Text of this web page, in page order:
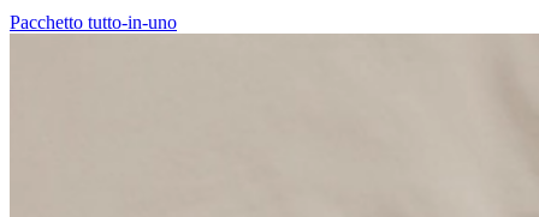
Pacchetto tutto-in-uno